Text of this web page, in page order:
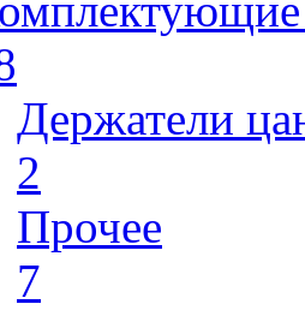
Держатели
2
Прочее
7